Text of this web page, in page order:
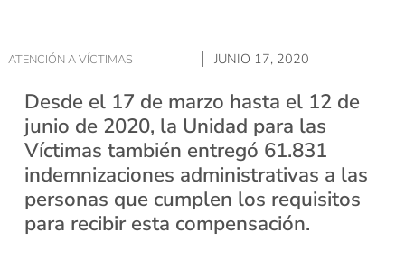
ATENCIÓN A VÍCTIMAS JUNIO 17, 2020
Desde el 17 de marzo hasta el 12 de
junio de 2020, la Unidad para las
Víctimas también entregó 61.831
indemnizaciones administrativas a las
personas que cumplen los requisitos
para recibir esta compensación.